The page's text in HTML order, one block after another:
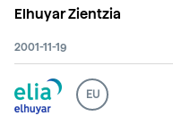
Elhuyar Zientzia
2001-11-19
EU